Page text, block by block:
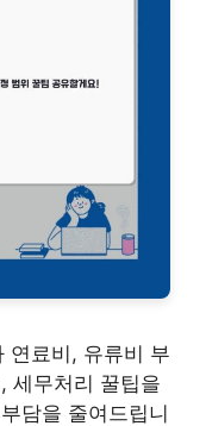
료비, 유류비 부
세무처리 꿀팁을
담을 줄여드립니